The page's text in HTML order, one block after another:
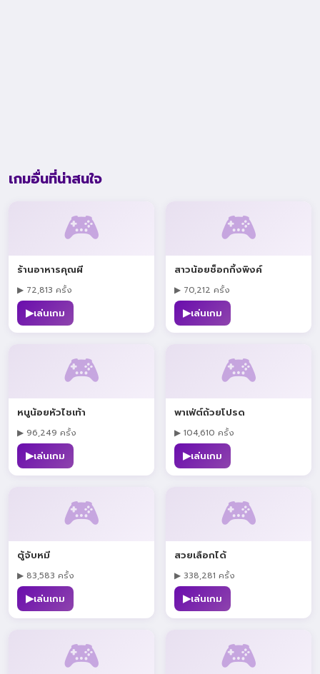
เกมอื่นที่น่าสนใจ
🎮
ร้านอาหารคุณผี
▶ 72,813 ครั้ง
▶เล่นเกม
🎮
สาวน้อยช็อกกิ้งพิงค์
▶ 70,212 ครั้ง
▶เล่นเกม
🎮
หนูน้อยหัวไชเท้า
▶ 96,249 ครั้ง
▶เล่นเกม
🎮
พาเฟ่ต์ถ้วยโปรด
▶ 104,610 ครั้ง
▶เล่นเกม
🎮
ตู้จับหมี
▶ 83,583 ครั้ง
▶เล่นเกม
🎮
สวยเลือกได้
▶ 338,281 ครั้ง
▶เล่นเกม
🎮 🎮